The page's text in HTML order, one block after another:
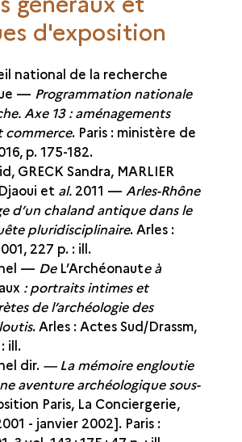
d'exposition
national de la recherche
— Programmation nationale
Axe 13 : aménagements
commerce. Paris : ministère de
p. 175-182.
GRECK Sandra, MARLIER
et al.2011 — Arles-Rhône
d’un chaland antique dans le
pluridisciplinaire. Arles :
227 p. : ill.
— De L’Archéonaute à
: portraits intimes et
de l’archéologie des
. Arles : Actes Sud/Drassm,
ill.
dir. — La mémoire engloutie
aventure archéologique sous-
Paris, La Conciergerie,
- janvier 2002]. Paris :